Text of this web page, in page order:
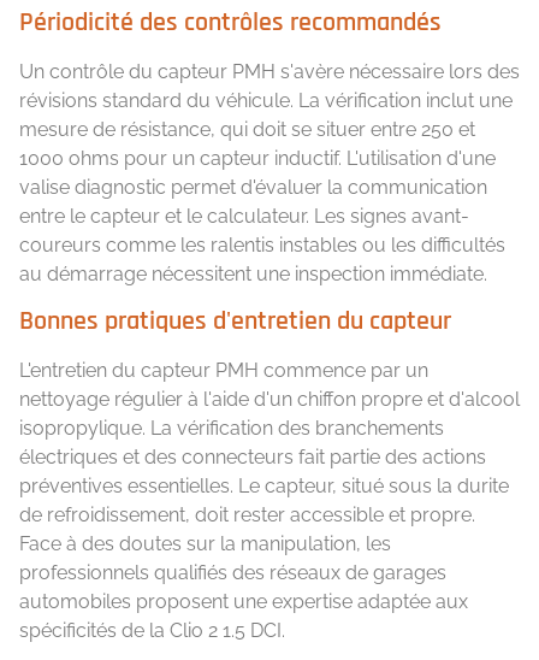
Périodicité des contrôles recommandés
Un contrôle du capteur PMH s'avère nécessaire lors des
révisions standard du véhicule. La vérification inclut une
mesure de résistance, qui doit se situer entre 250 et
1000 ohms pour un capteur inductif. L'utilisation d'une
valise diagnostic permet d'évaluer la communication
entre le capteur et le calculateur. Les signes avant-
coureurs comme les ralentis instables ou les difficultés
au démarrage nécessitent une inspection immédiate.
Bonnes pratiques d'entretien du capteur
L'entretien du capteur PMH commence par un
nettoyage régulier à l'aide d'un chiffon propre et d'alcool
isopropylique. La vérification des branchements
électriques et des connecteurs fait partie des actions
préventives essentielles. Le capteur, situé sous la durite
de refroidissement, doit rester accessible et propre.
Face à des doutes sur la manipulation, les
professionnels qualifiés des réseaux de garages
automobiles proposent une expertise adaptée aux
spécificités de la Clio 2 1.5 DCI.